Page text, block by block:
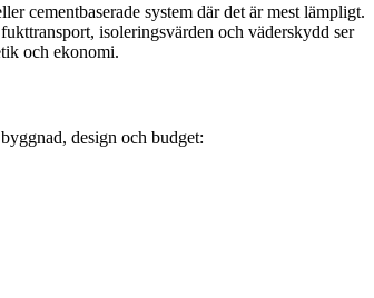
cementbaserade system där det är mest lämpligt.
isoleringsvärden och väderskydd ser
och ekonomi.
design och budget: